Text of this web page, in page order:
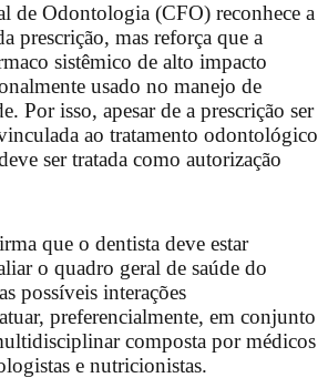
de Odontologia (CFO) reconhece a
prescrição, mas reforça que a
sistêmico de alto impacto
usado no manejo de
Por isso, apesar de a prescrição ser
ao tratamento odontológico
ser tratada como autorização
que o dentista deve estar
o quadro geral de saúde do
possíveis interações
preferencialmente, em conjunto
composta por médicos
e nutricionistas.